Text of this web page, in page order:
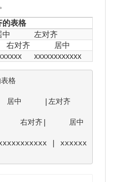
的表格
中
左对齐
右对齐
居中
xxxxxxxxxxxx
格
中     |左对齐
右对齐|     居中
| xxxxxx